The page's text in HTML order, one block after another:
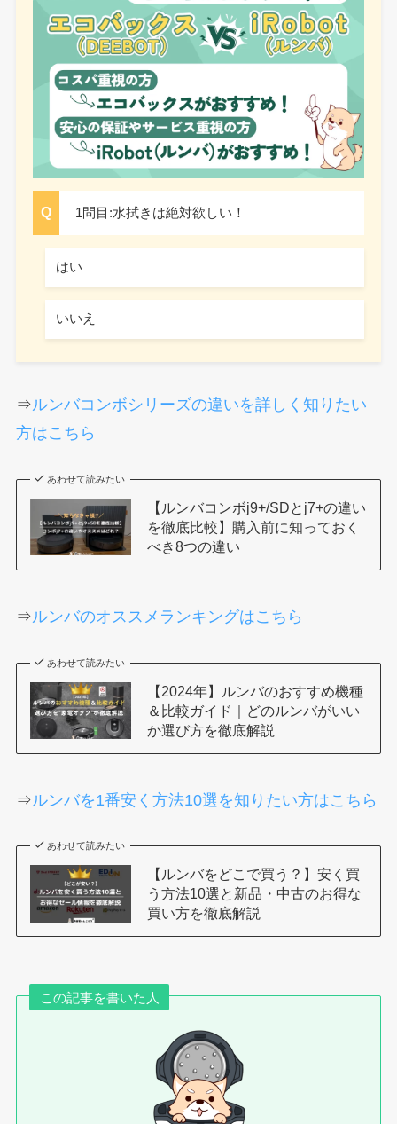
1問目:水拭きは絶対欲しい！
はい
いいえ
⇒ルンバコンボシリーズの違いを詳しく知りたい
方はこちら
あわせて読みたい
【ルンバコンボj9+/SDとj7+の違い
を徹底比較】購入前に知っておく
べき8つの違い
⇒ルンバのオススメランキングはこちら
あわせて読みたい
【2024年】ルンバのおすすめ機種
＆比較ガイド｜どのルンバがいい
か選び方を徹底解説
⇒ルンバを1番安く方法10選を知りたい方はこちら
あわせて読みたい
【ルンバをどこで買う？】安く買
う方法10選と新品・中古のお得な
買い方を徹底解説
この記事を書いた人